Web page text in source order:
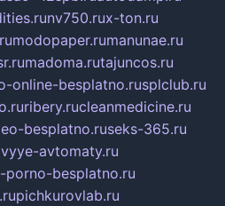
nv750.rux-ton.ru
modopaper.rumanunae.ru
madoma.rutajuncos.ru
online-besplatno.rusplclub.ru
ribery.rucleanmedicine.ru
besplatno.ruseks-365.ru
avtomaty.ru
porno-besplatno.ru
pichkurovlab.ru